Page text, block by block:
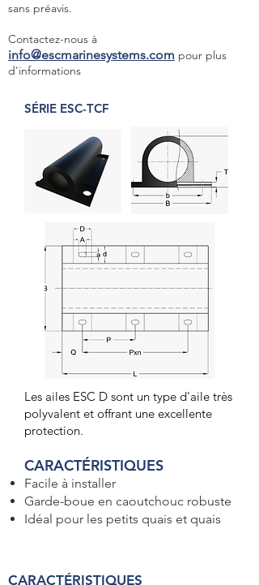
sans préavis.
Contactez-nous à
info@escmarinesystems.com pour plus
d'informations
SÉRIE ESC-TCF
Les ailes ESC D sont un type d'aile très
polyvalent et offrant une excellente
protection.
CARACTÉRISTIQUES
Facile à installer
Garde-boue en caoutchouc robuste
Idéal pour les petits quais et quais
CARACTÉRISTIQUES